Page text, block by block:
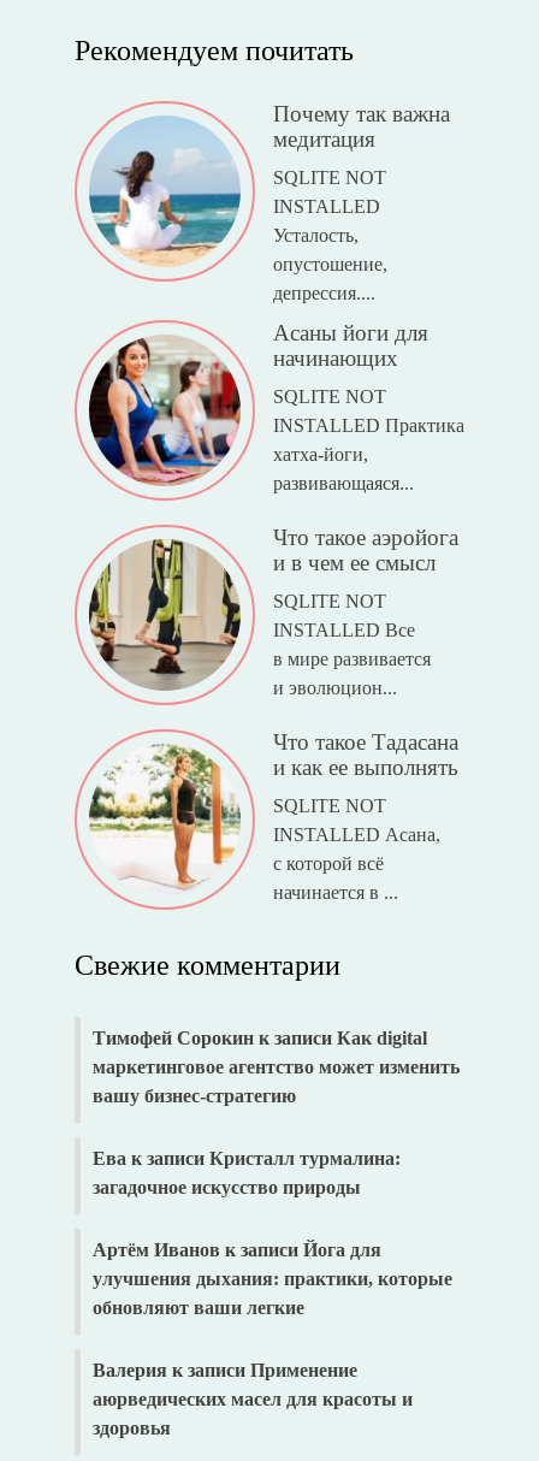
Рекомендуем почитать
Почему так важна
медитация
SQLITE NOT
INSTALLED
Усталость,
опустошение,
депрессия....
Асаны йоги для
начинающих
SQLITE NOT
INSTALLED Практика
хатха-йоги,
развивающаяся...
Что такое аэройога
и в чем ее смысл
SQLITE NOT
INSTALLED Все
в мире развивается
и эволюцион...
Что такое Тадасана
и как ее выполнять
SQLITE NOT
INSTALLED Асана,
с которой всё
начинается в ...
Свежие комментарии
Тимофей Сорокинк записи Как digital
маркетинговое агентство может изменить
вашу бизнес-стратегию
Ева к записи Кристалл турмалина:
загадочное искусство природы
Артём Иванов к записи Йога для
улучшения дыхания: практики, которые
обновляют ваши легкие
Валерия к записи Применение
аюрведических масел для красоты и
здоровья